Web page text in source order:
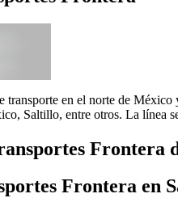
transporte en el norte de
Saltillo, entre otros. La línea
Frontera
Frontera en